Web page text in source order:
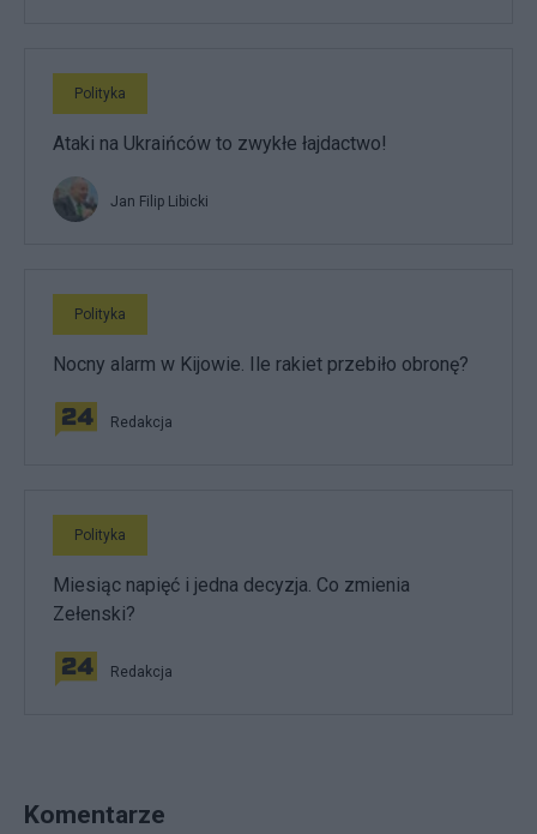
Polityka
Ataki na Ukraińców to zwykłe łajdactwo!
Jan Filip Libicki
Polityka
Nocny alarm w Kijowie. Ile rakiet przebiło obronę?
Redakcja
Polityka
Miesiąc napięć i jedna decyzja. Co zmienia
Zełenski?
Redakcja
Komentarze